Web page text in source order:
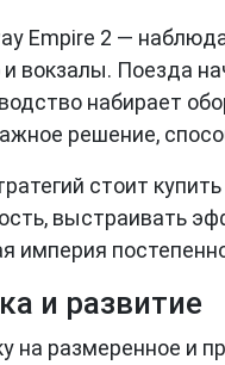
Empire 2 —
вокзалы. Поезда
набирает
решение,
стоит
выстраивать
империя
и развитие
на размеренное и